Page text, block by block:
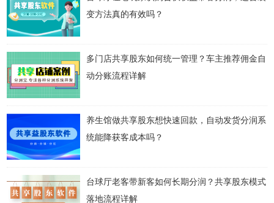
变方法真的有效吗？
多门店共享股东如何统一管理？车主推荐佣金自
动分账流程详解
养生馆做共享股东想快速回款，自动发货分润系
统能降获客成本吗？
台球厅老客带新客如何长期分润？共享股东模式
落地流程详解